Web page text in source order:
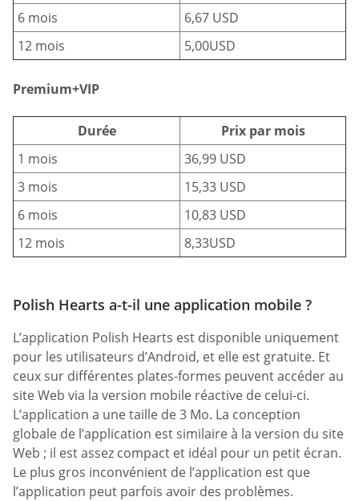
6 mois
6,67 USD
12 mois
5,00USD
Premium+VIP
Durée
Prix par mois
1 mois
36,99 USD
3 mois
15,33 USD
6 mois
10,83 USD
12 mois
8,33USD
Polish Hearts a-t-il une application mobile ?
L’application Polish Hearts est disponible uniquement
pour les utilisateurs d’Android, et elle est gratuite. Et
ceux sur différentes plates-formes peuvent accéder au
site Web via la version mobile réactive de celui-ci.
L’application a une taille de 3 Mo. La conception
globale de l’application est similaire à la version du site
Web ; il est assez compact et idéal pour un petit écran.
Le plus gros inconvénient de l’application est que
l’application peut parfois avoir des problèmes.